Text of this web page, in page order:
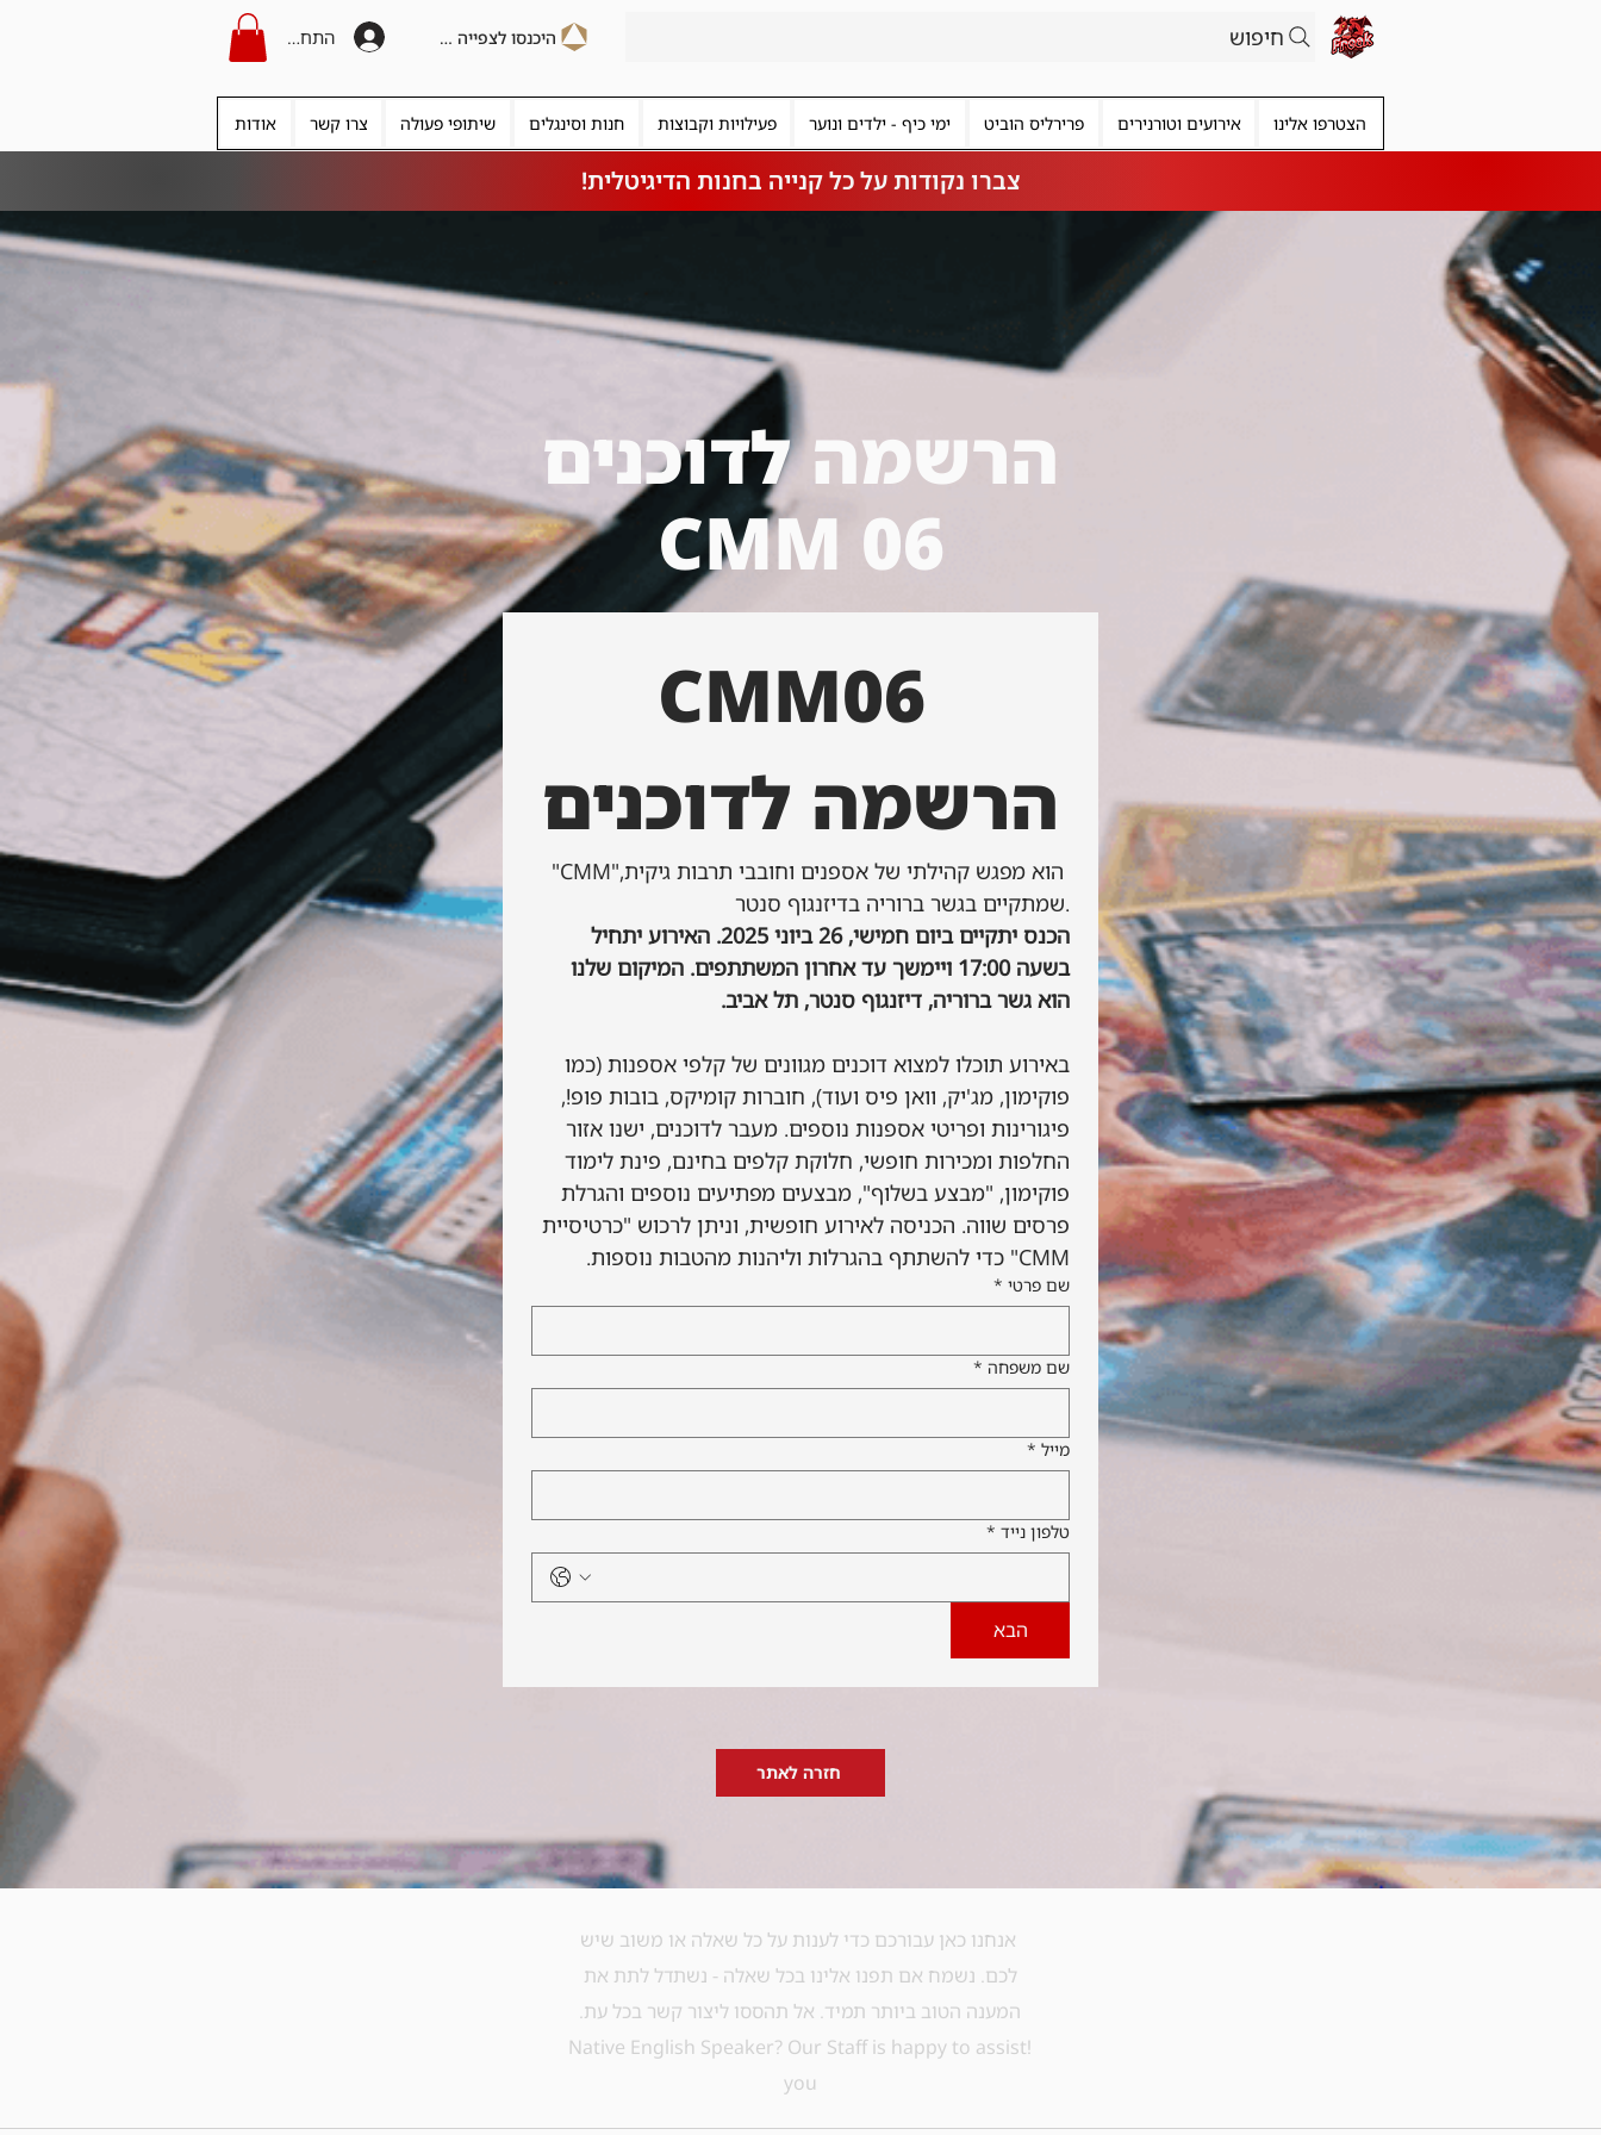
התחברות היכנסו לצפייה בקרדיט חיפוש
הצטרפו אלינו אירועים וטורנירים פרירליס הוביט ימי כיף - ילדים ונוער פעילויות וקבוצות חנות וסינגלים שיתופי פעולה צרו קשר אודות
צברו נקודות על כל קנייה בחנות הדיגיטלית!
הרשמה לדוכנים
CMM 06
CMM06
הרשמה לדוכנים
"CMM"הוא מפגש קהילתי של אספנים וחובבי תרבות גיקית,
שמתקיים בגשר ברוריה בדיזנגוף סנטר.
הוא גשר ברוריה, דיזנגוף סנטר, תל אביב.
CMM" כדי להשתתף בהגרלות וליהנות מהטבות נוספות.
שם פרטי *
שם משפחה *
מייל *
טלפון נייד *
הבא
חזרה לאתר
אנחנו כאן עבורכם כדי לענות על כל שאלה או משוב שיש
לכם. נשמח אם תפנו אלינו בכל שאלה - נשתדל לתת את
המענה הטוב ביותר תמיד. אל תהססו ליצור קשר בכל עת.
!​Native English Speaker? Our Staff is happy to assist
you